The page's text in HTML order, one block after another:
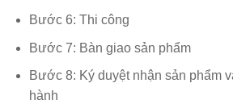
Bước 6: Thi công
Bước 7: Bàn giao sản phẩm
Bước 8: Ký duyệt nhận sản phẩm
hành